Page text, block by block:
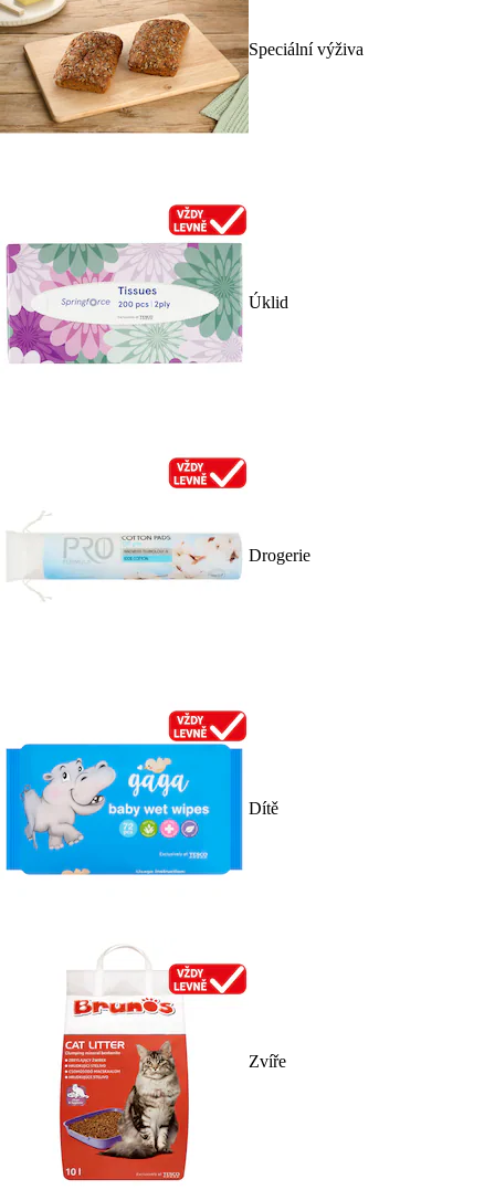
Speciální výživa
Úklid
Drogerie
Dítě
Zvíře